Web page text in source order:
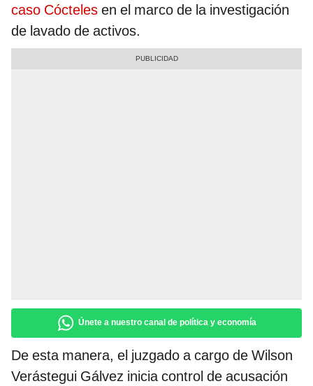
caso Cócteles en el marco de la investigación
de lavado de activos.
Únete a nuestro canal de política y economía
De esta manera, el juzgado a cargo de Wilson
Verástegui Gálvez inicia control de acusación